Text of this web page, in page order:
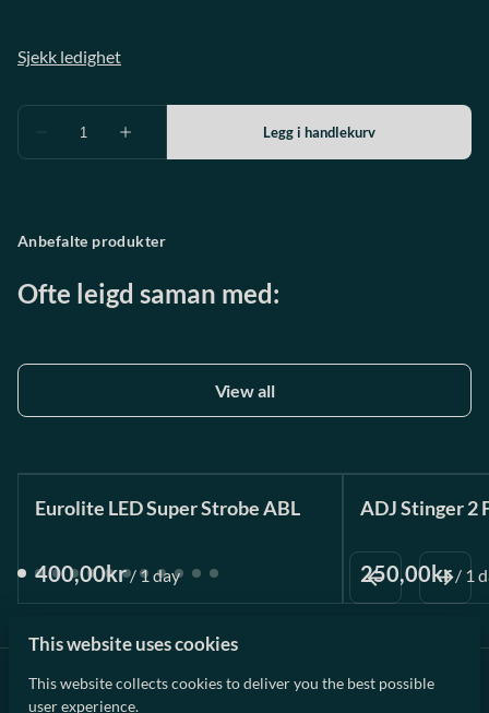
Anbefalte produkter
Ofte leigd saman med:
View all
Eurolite LED Super Strobe ABL
/
ADJ Stinger 2
/
This website uses cookies
This website collects cookies to deliver you the best possible
user experience.